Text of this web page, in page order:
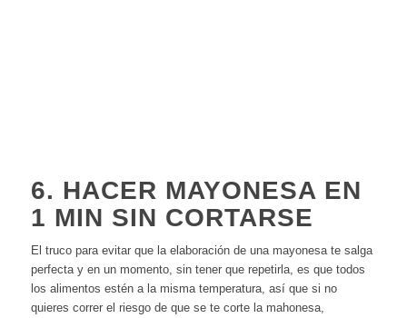
6. HACER MAYONESA EN
1 MIN SIN CORTARSE
El truco para evitar que la elaboración de una mayonesa te salga
perfecta y en un momento, sin tener que repetirla, es que todos
los alimentos estén a la misma temperatura, así que si no
quieres correr el riesgo de que se te corte la mahonesa,